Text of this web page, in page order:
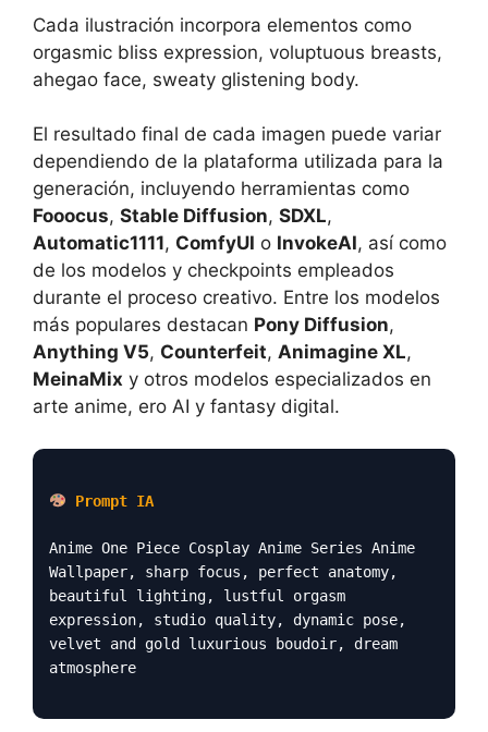
Cada ilustración incorpora elementos como
orgasmic bliss expression, voluptuous breasts,
ahegao face, sweaty glistening body.
El resultado final de cada imagen puede variar
dependiendo de la plataforma utilizada para la
generación, incluyendo herramientas como
Fooocus, Stable Diffusion, SDXL,
Automatic1111, ComfyUI o InvokeAI, así como
de los modelos y checkpoints empleados
durante el proceso creativo. Entre los modelos
más populares destacan Pony Diffusion,
Anything V5, Counterfeit, Animagine XL,
MeinaMix y otros modelos especializados en
arte anime, ero AI y fantasy digital.
Prompt IA
Anime One Piece Cosplay Anime Series Anime
Wallpaper, sharp focus, perfect anatomy,
beautiful lighting, lustful orgasm
expression, studio quality, dynamic pose,
velvet and gold luxurious boudoir, dream
atmosphere